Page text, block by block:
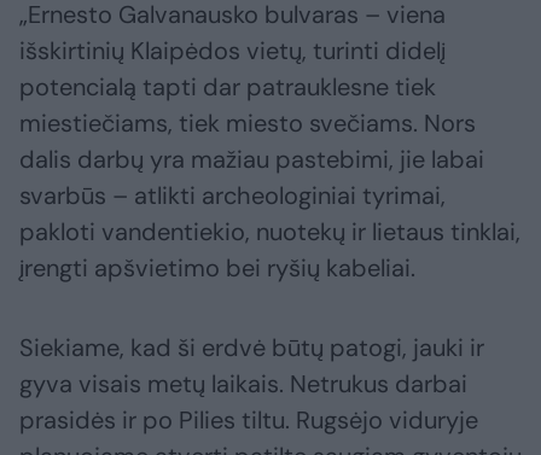
„Ernesto Galvanausko bulvaras – viena
išskirtinių Klaipėdos vietų, turinti didelį
potencialą tapti dar patrauklesne tiek
miestiečiams, tiek miesto svečiams. Nors
dalis darbų yra mažiau pastebimi, jie labai
svarbūs – atlikti archeologiniai tyrimai,
pakloti vandentiekio, nuotekų ir lietaus tinklai,
įrengti apšvietimo bei ryšių kabeliai.
Siekiame, kad ši erdvė būtų patogi, jauki ir
gyva visais metų laikais. Netrukus darbai
prasidės ir po Pilies tiltu. Rugsėjo viduryje